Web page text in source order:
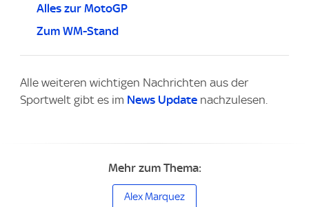
Alles zur MotoGP
Zum WM-Stand
Alle weiteren wichtigen Nachrichten aus der
Sportwelt gibt es im News Update nachzulesen.
Mehr zum Thema:
Alex Marquez